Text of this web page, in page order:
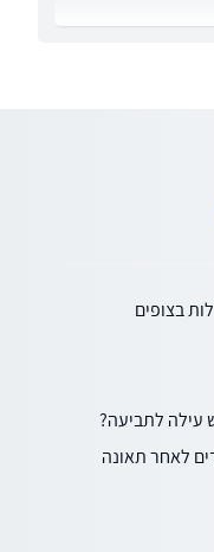
בצופים
עילה לתביעה?
לאחר תאונה